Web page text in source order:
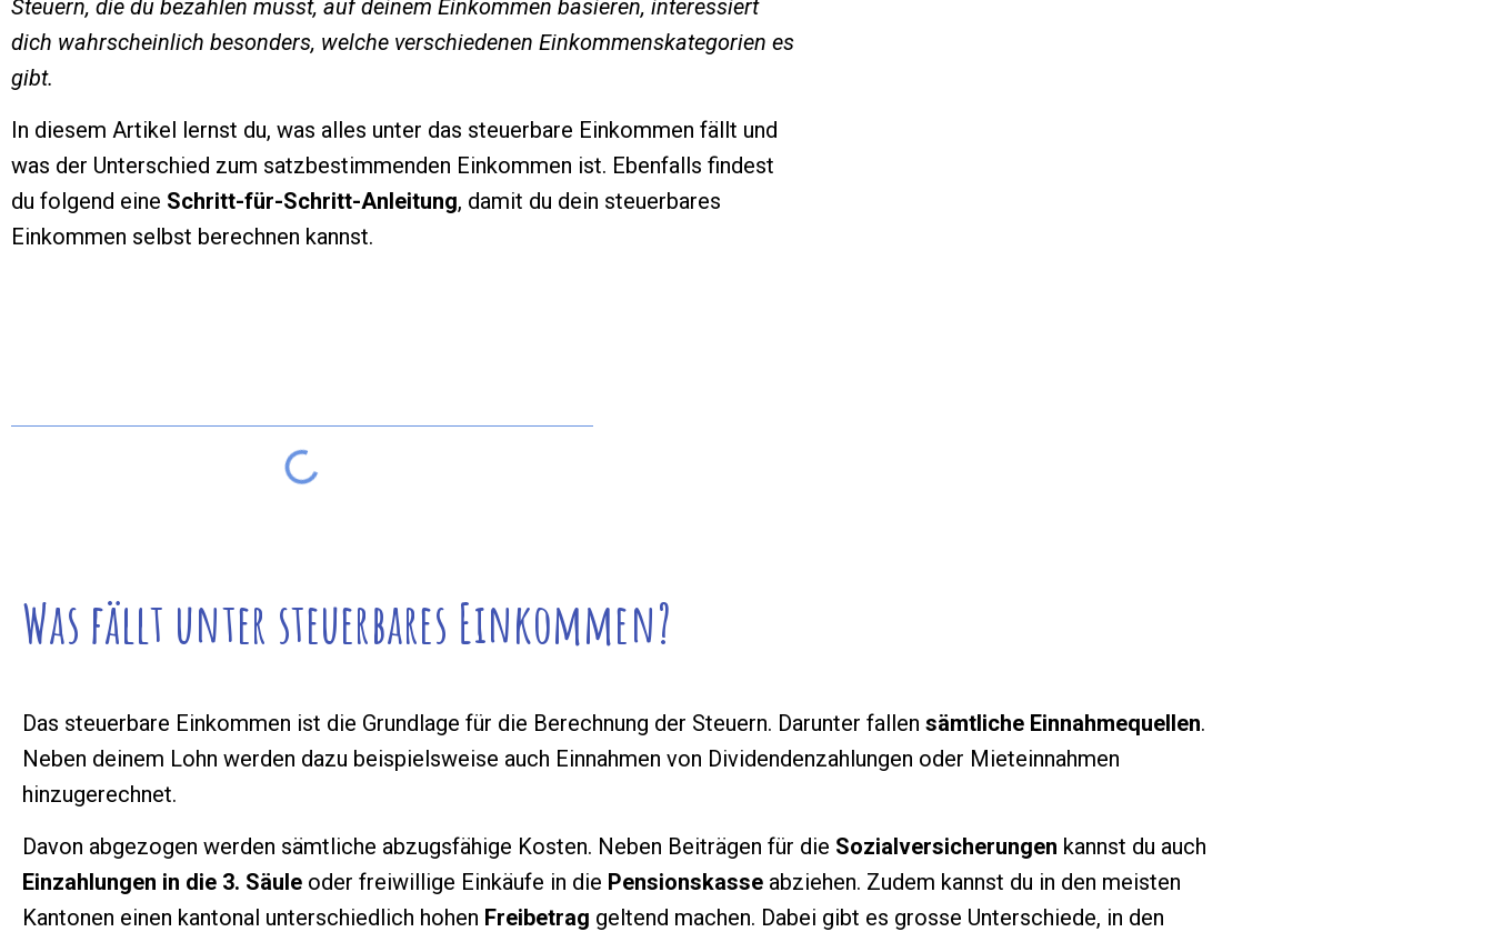
Steuern, die du bezahlen musst, auf deinem Einkommen basieren, interessiert
dich wahrscheinlich besonders, welche verschiedenen Einkommenskategorien es
gibt.
In diesem Artikel lernst du, was alles unter das steuerbare Einkommen fällt und
was der Unterschied zum satzbestimmenden Einkommen ist. Ebenfalls findest
du folgend eine Schritt-für-Schritt-Anleitung, damit du dein steuerbares
Einkommen selbst berechnen kannst.
Was fällt unter steuerbares Einkommen?
Das steuerbare Einkommen ist die Grundlage für die Berechnung der Steuern. Darunter fallen sämtliche Einnahmequellen.
Neben deinem Lohn werden dazu beispielsweise auch Einnahmen von Dividendenzahlungen oder Mieteinnahmen
hinzugerechnet.
Davon abgezogen werden sämtliche abzugsfähige Kosten. Neben Beiträgen für die Sozialversicherungen kannst du auch
Einzahlungen in die 3. Säule oder freiwillige Einkäufe in die Pensionskasse abziehen. Zudem kannst du in den meisten
Kantonen einen kantonal unterschiedlich hohen Freibetrag geltend machen. Dabei gibt es grosse Unterschiede, in den